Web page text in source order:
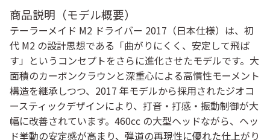
商品説明（モデル概要）
テーラーメイド M2 ドライバー 2017（日本仕様）は、初
代 M2 の設計思想である「曲がりにくく、安定して飛ば
す」というコンセプトをさらに進化させたモデルです。大
面積のカーボンクラウンと深重心による高慣性モーメント
構造を継承しつつ、2017 年モデルから採用されたジオコ
ースティックデザインにより、打音・打感・振動制御が大
幅に改善されています。460cc の大型ヘッドながら、ヘッ
ド挙動の安定感が高まり、弾道の再現性に優れた仕上がり